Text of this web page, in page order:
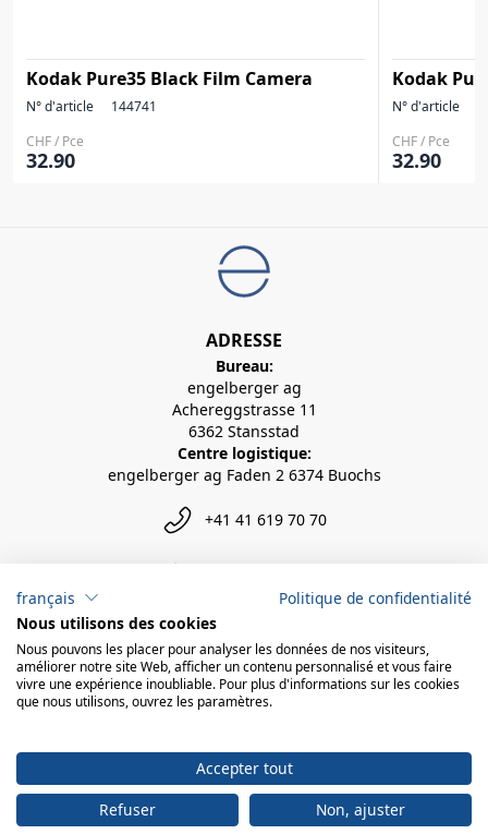
Kodak Pure35 Black Film Camera
N° d'article
144741
CHF / Pce
32.90
Kodak
N° d'article
CHF / Pce
32.90
ADRESSE
Bureau:
engelberger ag
Achereggstrasse 11
6362 Stansstad
Centre logistique:
engelberger ag Faden 2 6374 Buochs
+41 41 619 70 70
powered by polynorm
français
Politique de confidentialité
Nous utilisons des cookies
Nous pouvons les placer pour analyser les données de nos visiteurs,
améliorer notre site Web, afficher un contenu personnalisé et vous faire
vivre une expérience inoubliable. Pour plus d'informations sur les cookies
que nous utilisons, ouvrez les paramètres.
Accepter tout
Refuser
Non, ajuster